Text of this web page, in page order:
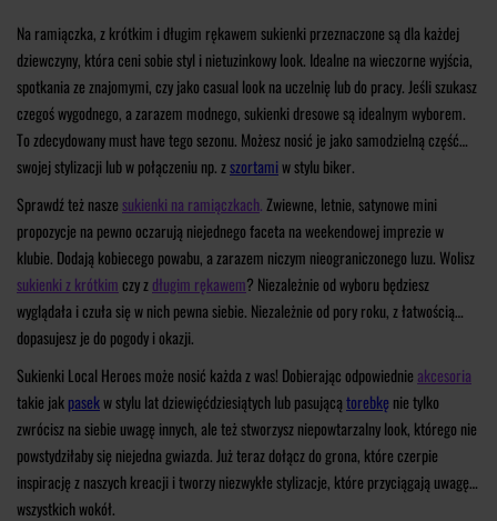
Na ramiączka, z krótkim i długim rękawem sukienki przeznaczone są dla każdej
dziewczyny, która ceni sobie styl i nietuzinkowy look. Idealne na wieczorne wyjścia,
spotkania ze znajomymi, czy jako casual look na uczelnię lub do pracy. Jeśli szukasz
czegoś wygodnego, a zarazem modnego, sukienki dresowe są idealnym wyborem.
To zdecydowany must have tego sezonu. Możesz nosić je jako samodzielną część
swojej stylizacji lub w połączeniu np. zszortamiw stylu biker.
Sprawdź też naszesukienki na ramiączkach. Zwiewne, letnie, satynowe mini
propozycje na pewno oczarują niejednego faceta na weekendowej imprezie w
klubie. Dodają kobiecego powabu, a zarazem niczym nieograniczonego luzu. Wolisz
sukienki z krótkimczy zdługim rękawem? Niezależnie od wyboru będziesz
wyglądała i czuła się w nich pewna siebie. Niezależnie od pory roku, z łatwością
dopasujesz je do pogody i okazji.
Sukienki Local Heroes może nosić każda z was! Dobierając odpowiednie akcesoria
takie jakpasekw stylu lat dziewięćdziesiątych lub pasującątorebkę nie tylko
zwrócisz na siebie uwagę innych, ale też stworzysz niepowtarzalny look, którego nie
powstydziłaby się niejedna gwiazda. Już teraz dołącz do grona, które czerpie
inspirację z naszych kreacji i tworzy niezwykłe stylizacje, które przyciągają uwagę
wszystkich wokół.